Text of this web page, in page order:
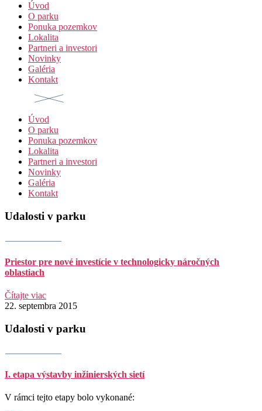
Úvod
O parku
Ponuka pozemkov
Lokalita
Partneri a investori
Novinky
Galéria
Kontakt
Úvod
O parku
Ponuka pozemkov
Lokalita
Partneri a investori
Novinky
Galéria
Kontakt
Udalosti v parku
Priestor pre nové investície v technologicky náročných
oblastiach
Čítajte viac
22. septembra 2015
Udalosti v parku
I. etapa výstavby inžinierských sietí
V rámci tejto etapy bolo vykonané: